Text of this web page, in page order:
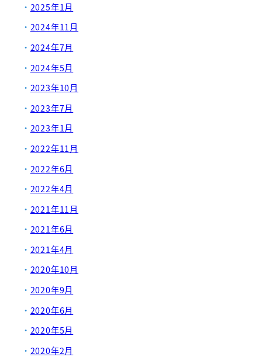
2025年1月
2024年11月
2024年7月
2024年5月
2023年10月
2023年7月
2023年1月
2022年11月
2022年6月
2022年4月
2021年11月
2021年6月
2021年4月
2020年10月
2020年9月
2020年6月
2020年5月
2020年2月